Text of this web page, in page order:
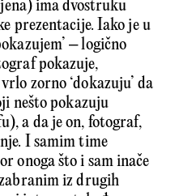
ima dvostruku
prezentacije. Iako je u
– logično
pokazuje,
zorno ‘dokazuju’ da
nešto pokazuju
a da je on, fotograf,
I samim time
onoga što i sam inače
iz drugih